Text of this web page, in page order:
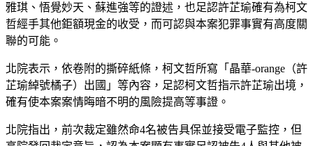
雅琪、悟覺妙天、蘇進強等的證述，也足認許芷瑜確有為柯文
哲經手其他鉅額現金的收受，而可認與本案犯罪事實有高度關
聯的可能。
北院表示，依卷附的撕碎紙條，柯文哲所寫「晶華-orange（許
芷瑜綽號橘子）出國」等內容，足認柯文哲指示許芷瑜出境，
確有使本案案情晦暗不明的風險提高等事證。
北院指出，前次裁定雖然命4名被告具保並接受電子監控，但